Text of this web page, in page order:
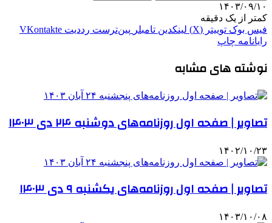
۱۴۰۳/۰۹/۱۰
کمتر از یک دقیقه
فیس بوک توییتر (X) لینکدین ‫تامبلر ‫پین‌ترست ‫رددیت ‫VKontakte
رایانامه چاپ
نوشته های مشابه
تصاویر | صفحه اول روزنامه‌های دوشنبه ۲۴ دی ۱۴۰۳
۱۴۰۲/۱۰/۲۳
تصاویر | صفحه اول روزنامه‌های یکشنبه ۹ دی ۱۴۰۳
۱۴۰۳/۱۰/۰۸